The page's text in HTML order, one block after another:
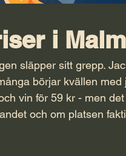
i
släpper sitt grepp.
börjar kvällen med
vin för 59 kr - men
och om platsen